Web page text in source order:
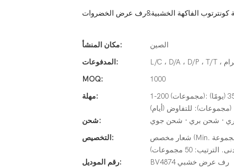
كونترتوب الفاكهة الخشبية&رف عرض الخضروات
مكان المنشأ:
الصين
المدفوعات:
MOQ:
1000
مهلة:
1-200 (مجموعات): 30 (يومًا) ، 201-500 (مجموعات): 30 (يومًا) ، 501-1000 (مجموعات): 35 (يومًا)
شحن:
· شحن بري · شحن جوي
التخصيص:
شعار مخصص (Min. الترتيب: 50 مجموعة) ، تغليف حسب الطلب (الحد الأدنى. الترتيب: 50
50 مجموعات)
رقم الموديل:
BV4874 رف عرض خشبي